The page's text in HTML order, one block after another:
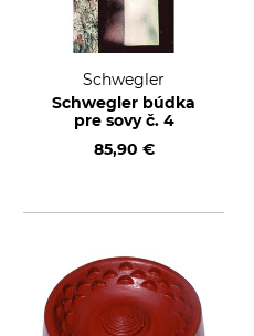
Schwegler
Schwegler búdka
pre sovy č. 4
85,90 €